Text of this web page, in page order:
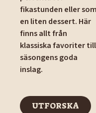
fikastunden eller som
en liten dessert. Här
finns allt från
klassiska favoriter till
säsongens goda
inslag.
UTFORSKA